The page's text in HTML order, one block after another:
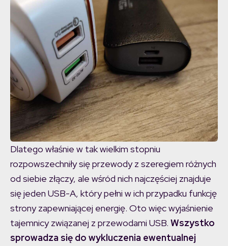
Dlatego właśnie w tak wielkim stopniu
rozpowszechniły się przewody z szeregiem różnych
od siebie złączy, ale wśród nich najczęściej znajduje
się jeden USB-A, który pełni w ich przypadku funkcję
strony zapewniającej energię. Oto więc wyjaśnienie
tajemnicy związanej z przewodami USB. Wszystko
sprowadza się do wykluczenia ewentualnej